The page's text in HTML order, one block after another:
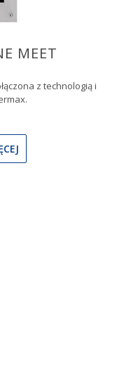
MEET
z technologią i